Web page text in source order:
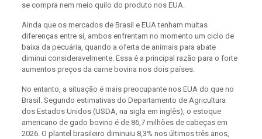
se compra nem meio quilo do produto nos EUA.
Ainda que os mercados de Brasil e EUA tenham muitas
diferenças entre si, ambos enfrentam no momento um ciclo de
baixa da pecuária, quando a oferta de animais para abate
diminui consideravelmente. Essa é a principal razão para o forte
aumentos preços da carne bovina nos dois países.
No entanto, a situação é mais preocupante nos EUA do que no
Brasil. Segundo estimativas do Departamento de Agricultura
dos Estados Unidos (USDA, na sigla em inglês), o estoque
americano de gado bovino é de 86,7 milhões de cabeças em
2026. O plantel brasileiro diminuiu 8,3% nos últimos três anos,